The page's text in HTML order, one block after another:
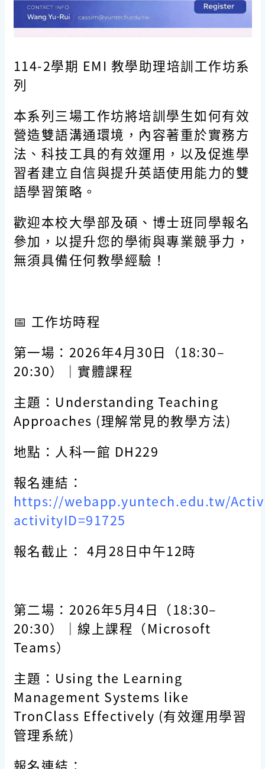
114-2學期 EMI 教學助理培訓工作坊系
列
本系列三場工作坊將培訓學生如何有效
營造雙語溝通環境，內容著重於實務方
法、科技工具的有效運用，以及促進學
習者建立自信與提升英語使用能力的雙
語學習策略。
歡迎本校大學部及碩、博士班同學報名
參加，以提升您的學術與專業競爭力，
無須具備任何教學經驗！
📅 工作坊時程
第一場： 2026年4月30日（18:30–
20:30）｜實體課程
主題：Understanding Teaching
Approaches (理解常見的教學方法)
地點：人科一館 DH229
報名連結：
https://webapp.yuntech.edu.tw/
activityID=91725
報名截止： 4月28日中午12時
第二場： 2026年5月4日（18:30–
20:30）｜線上課程（Microsoft
Teams）
主題：Using the Learning
Management Systems like
TronClass Effectively (有效運用學習
管理系統)
報名連結：